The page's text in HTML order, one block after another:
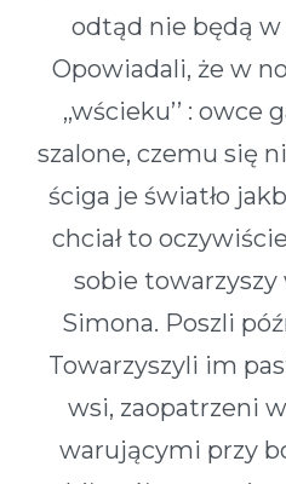
odtąd nie będą
Opowiadali, że w
,,wścieku’’ : owce
szalone, czemu się
ściga je światło
chciał to
sobie
Simona. Poszli
Towarzyszyli im
wsi, zaopatrzeni
warującymi przy